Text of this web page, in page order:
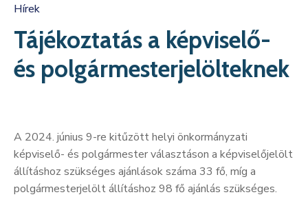
Hírek
Tájékoztatás a képviselő-
és polgármesterjelölteknek
A 2024. június 9-re kitűzött helyi önkormányzati
képviselő- és polgármester választáson a képviselőjelölt
állításhoz szükséges ajánlások száma 33 fő, míg a
polgármesterjelölt állításhoz 98 fő ajánlás szükséges.